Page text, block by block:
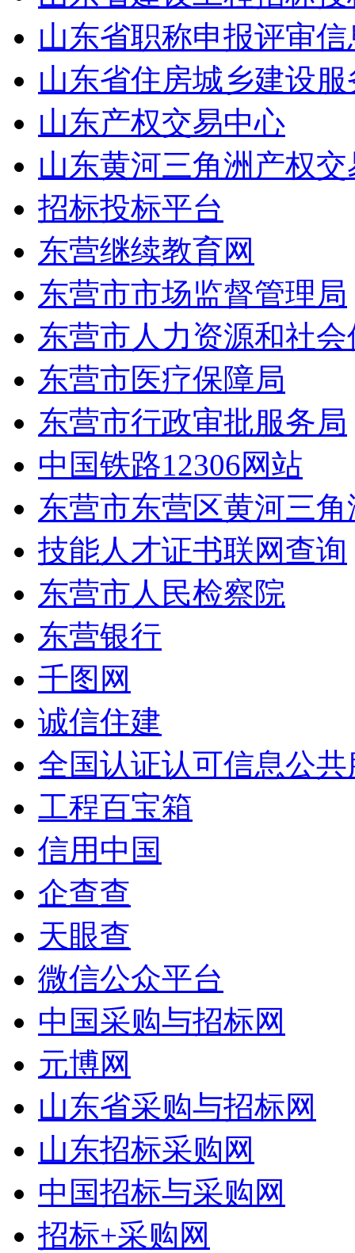
山东省职称申报评审
山东省住房城乡建设
山东产权交易中心
山东黄河三角洲产权
招标投标平台
东营继续教育网
东营市市场监督管理局
东营市人力资源和社
东营市医疗保障局
东营市行政审批服务局
中国铁路12306网站
东营市东营区黄河三
技能人才证书联网查询
东营市人民检察院
东营银行
千图网
诚信住建
全国认证认可信息公
工程百宝箱
信用中国
企查查
天眼查
微信公众平台
中国采购与招标网
元博网
山东省采购与招标网
山东招标采购网
中国招标与采购网
招标+采购网